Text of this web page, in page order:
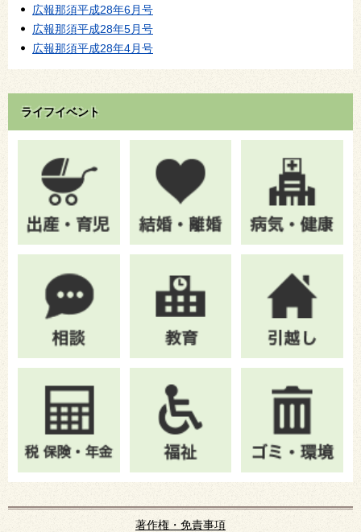
広報那須平成28年6月号
広報那須平成28年5月号
広報那須平成28年4月号
ライフイベント
著作権・免責事項